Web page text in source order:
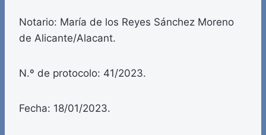
Notario: María de los Reyes Sánchez Moreno
de Alicante/Alacant.
N.º de protocolo: 41/2023.
Fecha: 18/01/2023.